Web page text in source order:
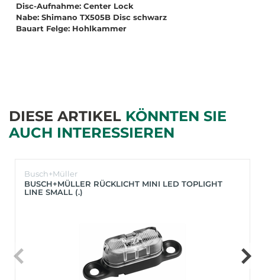
Disc-Aufnahme: Center Lock
Nabe: Shimano TX505B Disc schwarz
Bauart Felge: Hohlkammer
DIESE ARTIKEL KÖNNTEN SIE
AUCH INTERESSIEREN
Busch+Müller
BUSCH+MÜLLER RÜCKLICHT MINI LED TOPLIGHT
LINE SMALL (.)